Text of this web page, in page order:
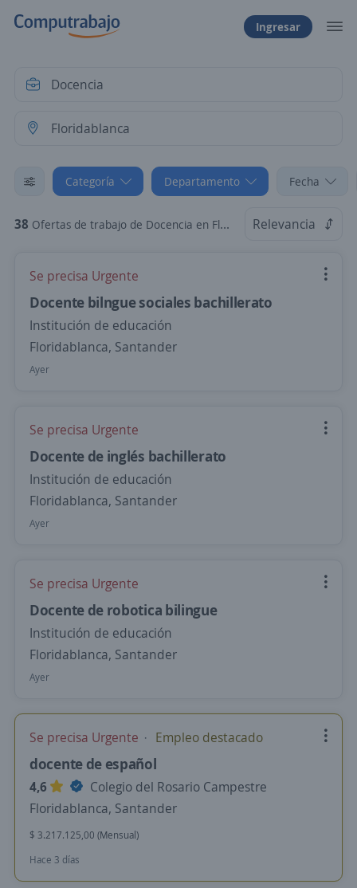
Ingresar
Categoría Departamento Fecha
38 Ofertas de trabajo de Docencia en Floridablanca, Santander Relevancia
Se precisa Urgente
Docente bilngue sociales bachillerato
Institución de educación
Floridablanca, Santander
Ayer
Se precisa Urgente
Docente de inglés bachillerato
Institución de educación
Floridablanca, Santander
Ayer
Se precisa Urgente
Docente de robotica bilingue
Institución de educación
Floridablanca, Santander
Ayer
Se precisa Urgente Empleo destacado
docente de español
4,6
Colegio del Rosario Campestre
Floridablanca, Santander
$ 3.217.125,00 (Mensual)
Hace 3 días